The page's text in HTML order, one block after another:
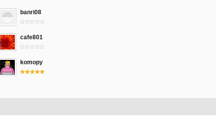
banri08
cafe801
komopy